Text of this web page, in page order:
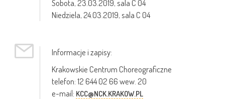
Sobota,23.03.2019, sala C 04
Niedziela,24.03.2019, sala C 04
Informacje i zapisy:
Krakowskie Centrum Choreograficzne
telefon: 12 644 02 66 wew. 20
e-mail: KCC@NCK.KRAKOW.PL